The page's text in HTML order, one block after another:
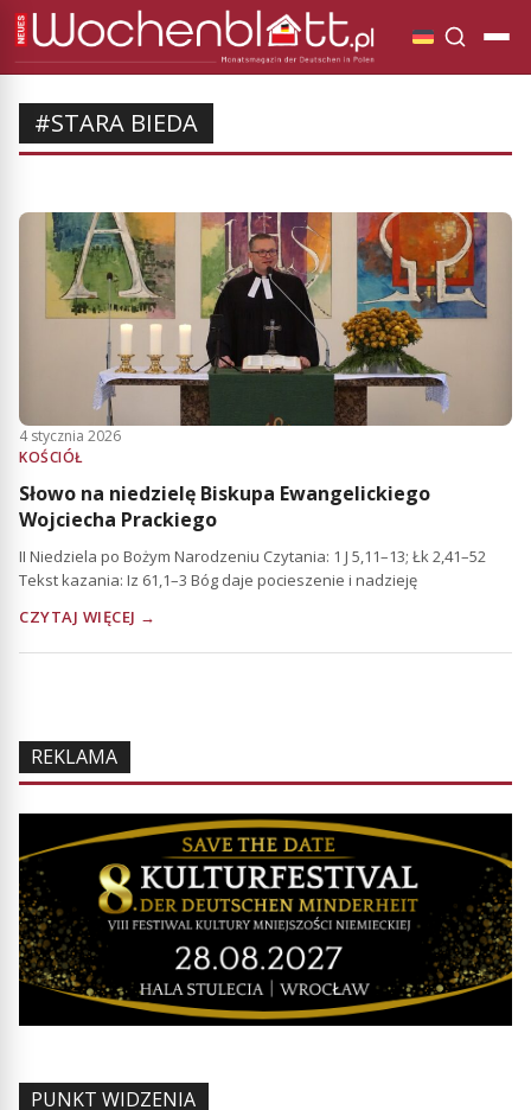
#STARA BIEDA
4 stycznia 2026
KOŚCIÓŁ
Słowo na niedzielę Biskupa Ewangelickiego
Wojciecha Prackiego
II Niedziela po Bożym Narodzeniu Czytania: 1 J 5,11–13; Łk 2,41–52
Tekst kazania: Iz 61,1–3 Bóg daje pocieszenie i nadzieję
CZYTAJ WIĘCEJ →
REKLAMA
PUNKT WIDZENIA